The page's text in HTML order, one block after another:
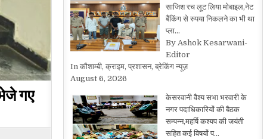
गए
साजिश रच लूट लिया मोबाइल,नेट
बैंकिंग से रुपया निकलने का भी था
प्ला…
By Ashok Kesarwani-
Editor
In कौशाम्बी, क्राइम, प्रशासन, ब्रेकिंग न्यूज़
August 6, 2026
केसरवानी वैश्य सभा भरवारी के
नगर पदाधिकारियों की बैठक
सम्पन्न,महर्षि कश्यप की जयंती
सहित कई विषयों प…